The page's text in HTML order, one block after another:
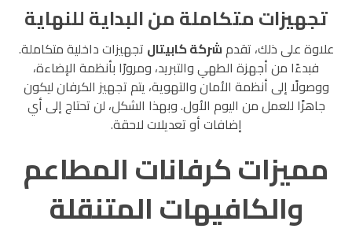
تجهيزات متكاملة من البداية للنهاية
علاوة على ذلك، تقدمشركة كابيتال تجهيزات داخلية متكاملة.
فبدءًا من أجهزة الطهي والتبريد، ومرورًا بأنظمة الإضاءة،
ووصولًا إلى أنظمة الأمان والتهوية، يتم تجهيز الكرفان ليكون
جاهزًا للعمل من اليوم الأول. وبهذا الشكل، لن تحتاج إلى أي
إضافات أو تعديلات لاحقة.
مميزات كرفانات المطاعم
والكافيهات المتنقلة